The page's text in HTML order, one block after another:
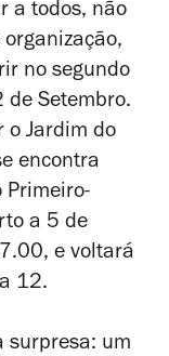
a todos, não
no segundo
de Setembro.
o Jardim do
encontra
Primeiro-
a 5 de
e voltará
12.
surpresa: um